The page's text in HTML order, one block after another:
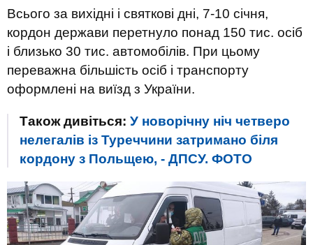
Всього за вихідні і святкові дні, 7-10 січня,
кордон держави перетнуло понад 150 тис. осіб
і близько 30 тис. автомобілів. При цьому
переважна більшість осіб і транспорту
оформлені на виїзд з України.
Також дивіться: У новорічну ніч четверо
нелегалів із Туреччини затримано біля
кордону з Польщею, - ДПСУ. ФОТО